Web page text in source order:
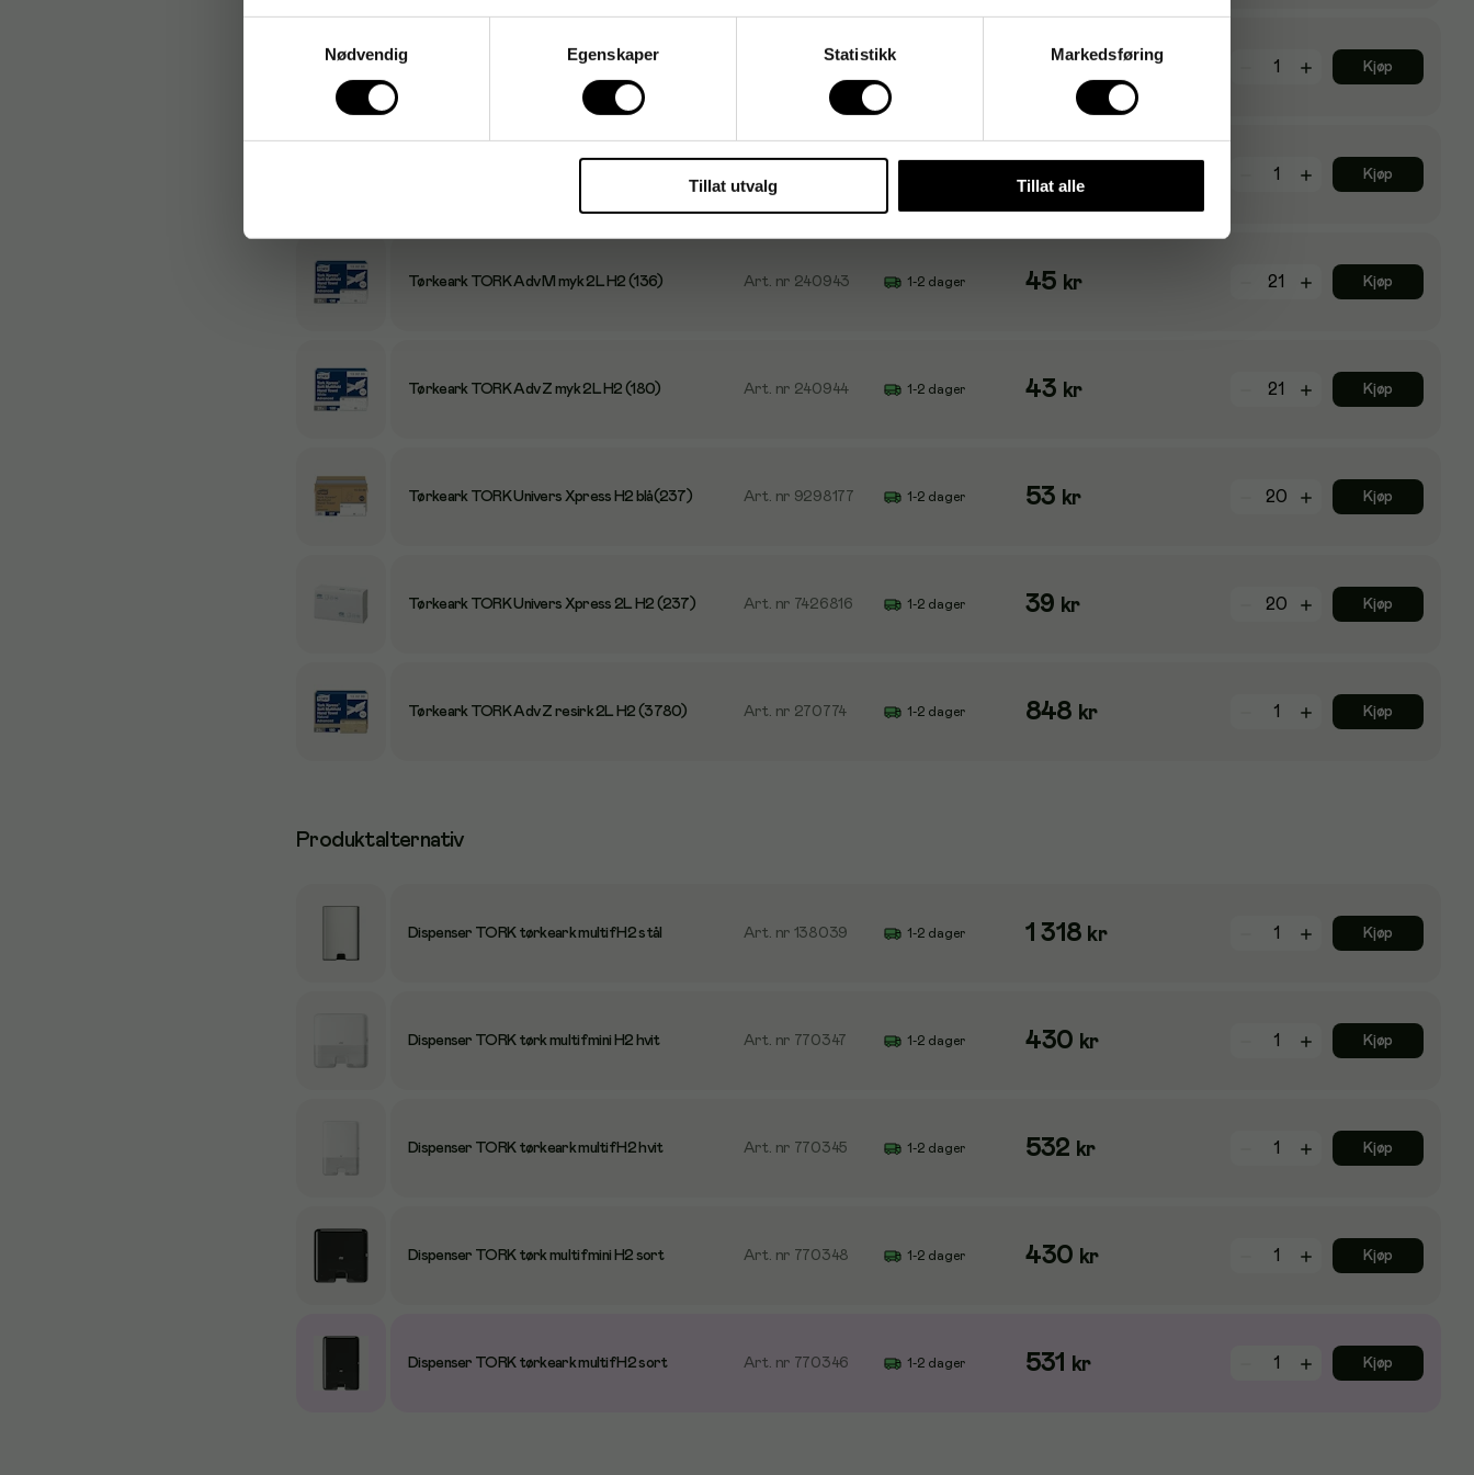
Nødvendig
Egenskaper Statistikk Markedsføring
Tillat utvalg Tillat alle
Tørkeark TORK Premium Z myk 2L H2 (3150) 905 Kjøp
1 013 Kjøp
Tørkeark TORK Adv M myk 2L H2 (136) Art. nr 240943 1-2 dager 45 kr Kjøp
Tørkeark TORK Adv Z myk 2L H2 (180) Art. nr 240944 1-2 dager 43 kr Kjøp
Tørkeark TORK Univers Xpress H2 blå(237) Art. nr 9298177 1-2 dager 53 kr Kjøp
Tørkeark TORK Univers Xpress 2L H2 (237) Art. nr 7426816 1-2 dager 39 kr Kjøp
Tørkeark TORK Adv Z resirk 2L H2 (3780) Art. nr 270774 1-2 dager 848 kr Kjøp
Produktalternativ
Dispenser TORK tørkeark multif H2 stål Art. nr 138039 1-2 dager 1 318 kr Kjøp
Dispenser TORK tørk multif mini H2 hvit Art. nr 770347 1-2 dager 430 kr Kjøp
Dispenser TORK tørkeark multif H2 hvit Art. nr 770345 1-2 dager 532 kr Kjøp
Dispenser TORK tørk multif mini H2 sort Art. nr 770348 1-2 dager 430 kr Kjøp
Dispenser TORK tørkeark multif H2 sort Art. nr 770346 1-2 dager 531 kr Kjøp